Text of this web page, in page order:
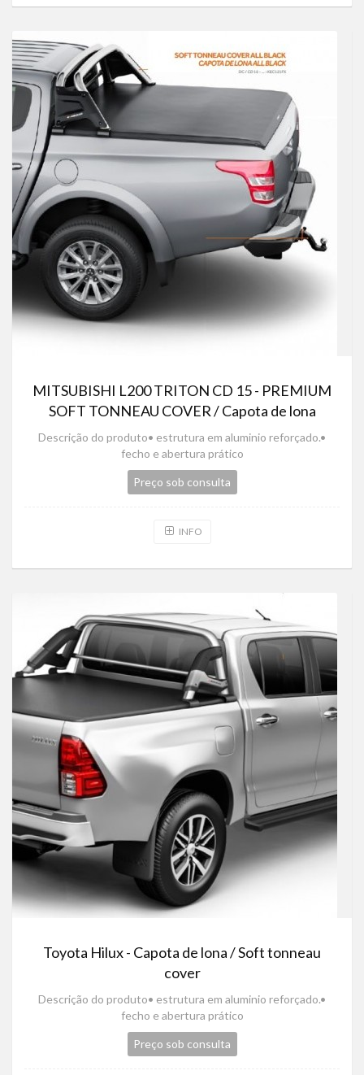
MITSUBISHI L200 TRITON CD 15 - PREMIUM
SOFT TONNEAU COVER / Capota de lona
Descrição do produto• estrutura em aluminio reforçado.•
fecho e abertura prático
Preço sob consulta
INFO
Toyota Hilux - Capota de lona / Soft tonneau
cover
Descrição do produto• estrutura em aluminio reforçado.•
fecho e abertura prático
Preço sob consulta